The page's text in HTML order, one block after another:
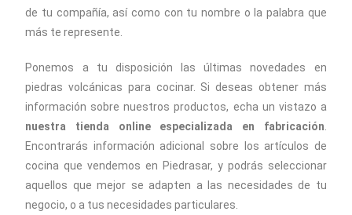
de tu compañía, así como con tu nombre o la palabra que
más te represente.
Ponemos a tu disposición las últimas novedades en
piedras volcánicas para cocinar. Si deseas obtener más
información sobre nuestros productos, echa un vistazo a
nuestra tienda online especializada en fabricación
Encontrarás información adicional sobre los artículos de
cocina que vendemos en Piedrasar, y podrás seleccionar
aquellos que mejor se adapten a las necesidades de tu
negocio, o a tus necesidades particulares.